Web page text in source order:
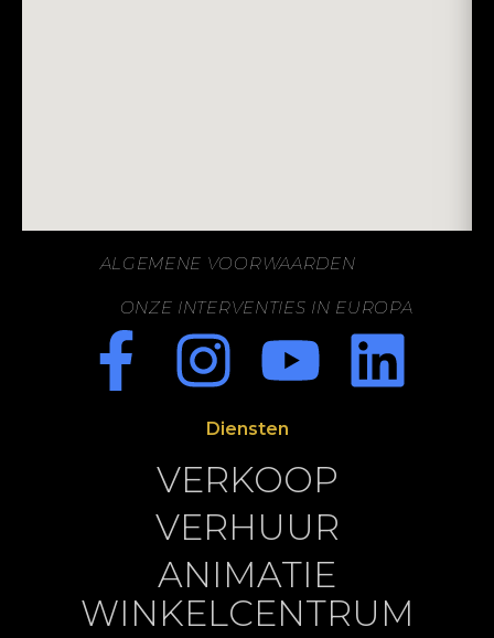
ALGEMENE VOORWAARDEN
ONZE INTERVENTIES IN EUROPA
Diensten
VERKOOP
VERHUUR
ANIMATIE
WINKELCENTRUM